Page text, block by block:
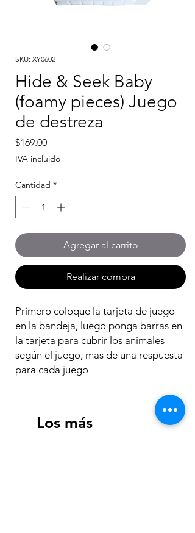
SKU: XY0602
Hide & Seek Baby
(foamy pieces) Juego
de destreza
$169.00Precio
IVA incluido
Cantidad *
Agregar al carrito
Realizar compra
Primero coloque la tarjeta de juego
en la bandeja, luego ponga barras en
la tarjeta para cubrir los animales
según el juego, mas de una respuesta
para cada juego
Los más